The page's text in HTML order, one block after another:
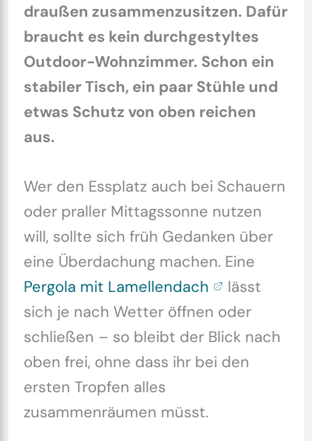
draußen zusammenzusitzen. Dafür
braucht es kein durchgestyltes
Outdoor-Wohnzimmer. Schon ein
stabiler Tisch, ein paar Stühle und
etwas Schutz von oben reichen
aus.
Wer den Essplatz auch bei Schauern
oder praller Mittagssonne nutzen
will, sollte sich früh Gedanken über
eine Überdachung machen. Eine
Pergola mit Lamellendach
lässt
sich je nach Wetter öffnen oder
schließen – so bleibt der Blick nach
oben frei, ohne dass ihr bei den
ersten Tropfen alles
zusammenräumen müsst.